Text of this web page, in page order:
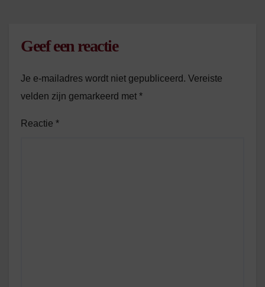
Geef een reactie
Je e-mailadres wordt niet gepubliceerd. Vereiste
velden zijn gemarkeerd met *
Reactie *